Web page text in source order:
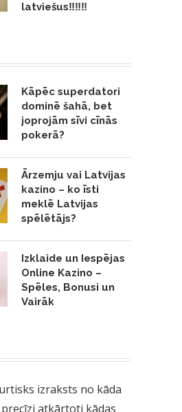
latviešus‼️‼️‼️
Kāpēc superdatori
dominē šahā, bet
joprojām sīvi cīnās
pokerā?
Ārzemju vai Latvijas
kazino – ko īsti
meklē Latvijas
spēlētājs?
Izklaide un Iespējas
Online Kazino –
Spēles, Bonusi un
Vairāk
izraksts no kāda
atkārtoti kādas